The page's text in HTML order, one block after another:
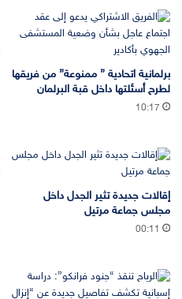
برلمانية اتحادية ” ممنوعة” من فريقها
لطرح أسئلتها داخل قبة البرلمان
10:17
إقالات جديدة تثير الجدل داخل
مجلس جماعة مرتيل
00:11